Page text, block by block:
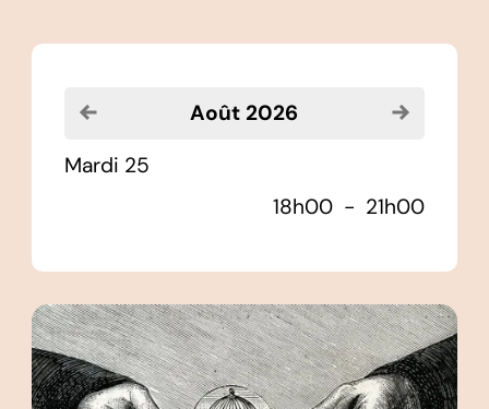
Voir le mois précédentaoût 2026
mardi 25
18h00 - 21h00